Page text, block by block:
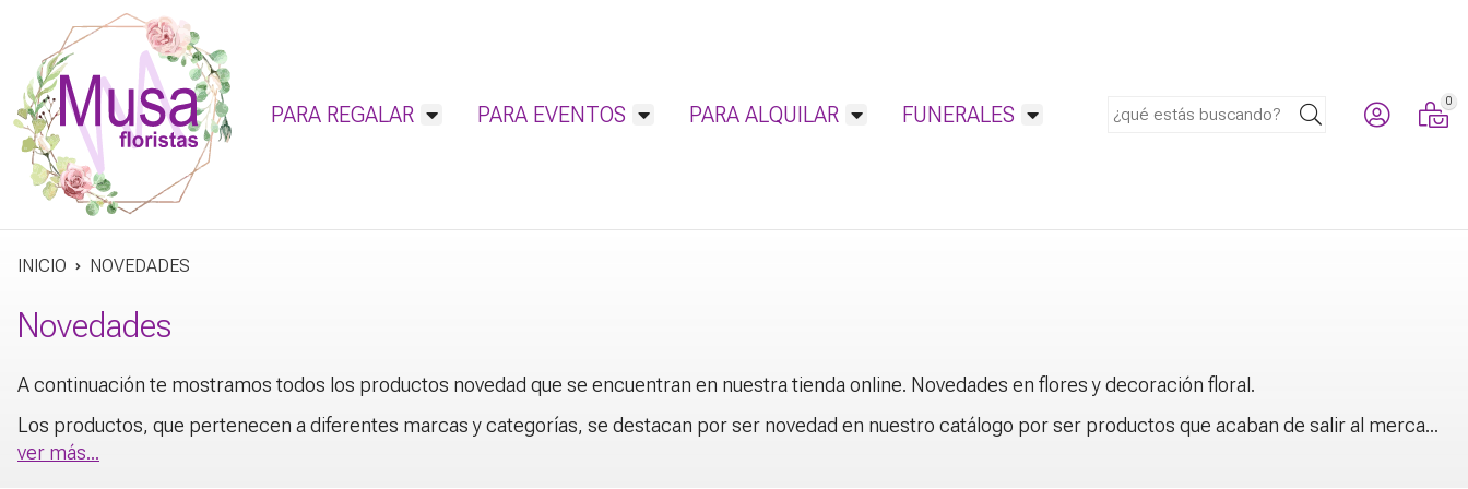
PARA REGALAR PARA EVENTOS PARA ALQUILAR FUNERALES Buscar 0
INICIO NOVEDADES
Novedades
A continuación te mostramos todos los productos novedad que se encuentran en nuestra tienda online. Novedades en flores y decoración floral.
Los productos, que pertenecen a diferentes marcas y categorías, se destacan por ser novedad en nuestro catálogo por ser productos que acaban de salir al merca...
ver más...